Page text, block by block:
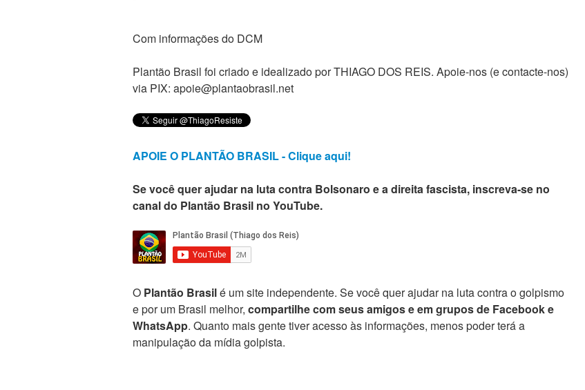
Com informações do DCM
Plantão Brasil foi criado e idealizado por THIAGO DOS REIS. Apoie-nos (e contacte-nos)
via PIX: apoie@plantaobrasil.net
APOIE O PLANTÃO BRASIL - Clique aqui!
Se você quer ajudar na luta contra Bolsonaro e a direita fascista, inscreva-se no
canal do Plantão Brasil no YouTube.
O Plantão Brasilé um site independente. Se você quer ajudar na luta contra o golpismo
e por um Brasil melhor, compartilhe com seus amigos e em grupos de Facebook e
WhatsApp. Quanto mais gente tiver acesso às informações, menos poder terá a
manipulação da mídia golpista.